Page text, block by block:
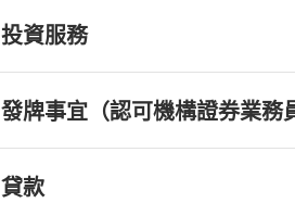
投資服務
發牌事宜（認可機構證券業務
貸款